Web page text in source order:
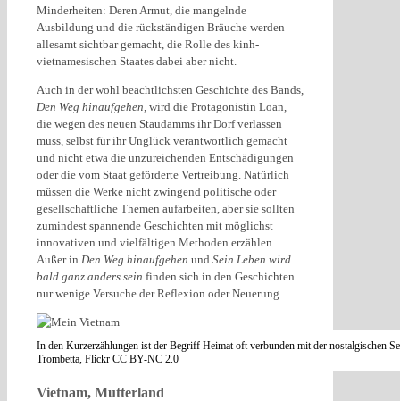
Minderheiten: Deren Armut, die mangelnde
Ausbildung und die rückständigen Bräuche werden
allesamt sichtbar gemacht, die Rolle des kinh-
vietnamesischen Staates dabei aber nicht.
Auch in der wohl beachtlichsten Geschichte des Bands,
Den Weg hinaufgehen , wird die Protagonistin Loan,
die wegen des neuen Staudamms ihr Dorf verlassen
muss, selbst für ihr Unglück verantwortlich gemacht
und nicht etwa die unzureichenden Entschädigungen
oder die vom Staat geförderte Vertreibung. Natürlich
müssen die Werke nicht zwingend politische oder
gesellschaftliche Themen aufarbeiten, aber sie sollten
zumindest spannende Geschichten mit möglichst
innovativen und vielfältigen Methoden erzählen.
Außer in Den Weg hinaufgehen und Sein Leben wird
bald ganz anders sein finden sich in den Geschichten
nur wenige Versuche der Reflexion oder Neuerung.
In den Kurzerzählungen ist der Begriff Heimat oft verbunden mit der nostalgischen
Trombetta, Flickr CC BY-NC 2.0
Vietnam, Mutterland